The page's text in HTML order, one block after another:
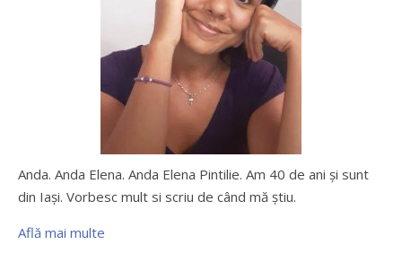
Anda. Anda Elena. Anda Elena Pintilie. Am 40 de ani şi sunt
din Iaşi. Vorbesc mult si scriu de când mă ştiu.
Află mai multe